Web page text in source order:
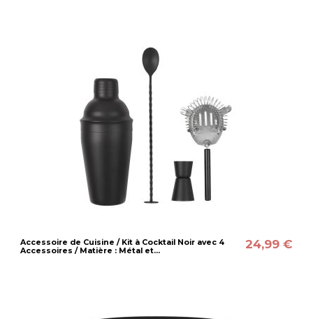
Accessoire de Cuisine / Kit à Cocktail Noir avec 4
Accessoires / Matière : Métal et...
24,99 €